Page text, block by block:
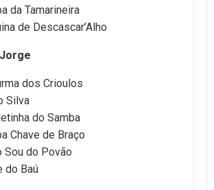
da Tamarineira
de Descascar’Alho
dos Crioulos
Silva
do Samba
Chave de Braço
Sou do Povão
do Baú